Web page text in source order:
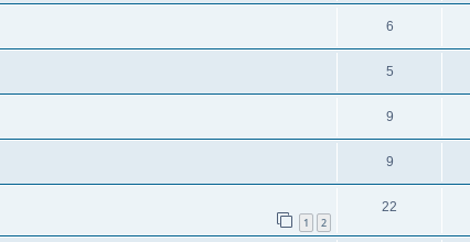
6
5
9
9
1 2
22